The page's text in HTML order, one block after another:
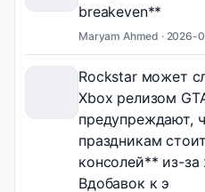
breakeven**
Maryam Ahmed · 2026-
Rockstar может
Xbox релизом
предупреждают,
праздникам
консолей** из-
Вдобавок к э